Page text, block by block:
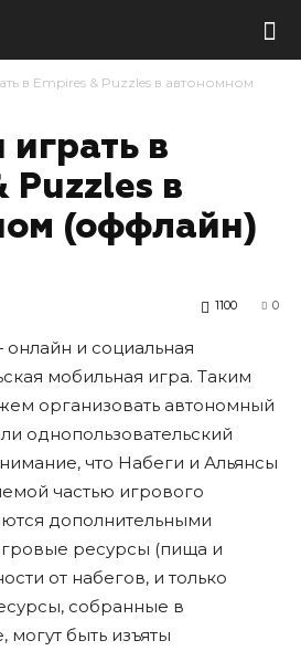
в Empires & Puzzles в автономном
играть в
Puzzles в
(оффлайн)
0
1100
и социальная
мобильная игра. Таким
организовать автономный
однопользовательский
что Набеги и Альянсы
частью игрового
дополнительными
ресурсы (пища и
от набегов, и только
собранные в
быть изъяты